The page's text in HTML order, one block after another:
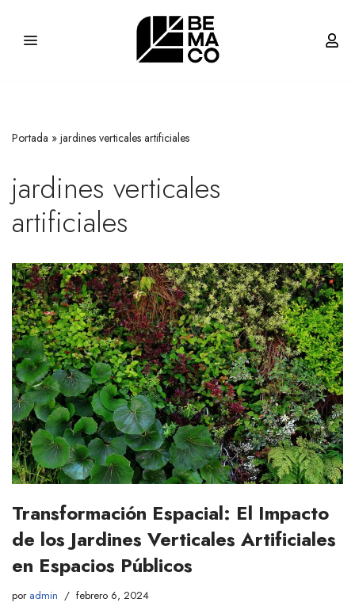
Saltar
Portada » jardines verticales artificiales
jardines verticales
artificiales
Transformación Espacial: El Impacto
de los Jardines Verticales Artificiales
en Espacios Públicos
por admin febrero 6, 2024